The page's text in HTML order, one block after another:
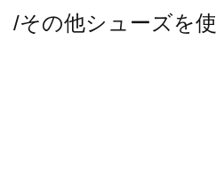
/その他シューズを使